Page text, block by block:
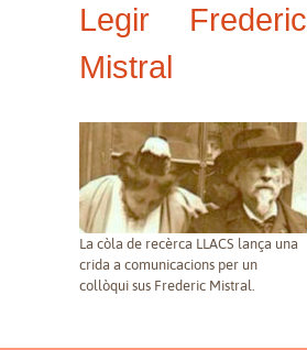
Legir Frederic
Mistral
La còla de recèrca LLACS lança una
crida a comunicacions per un
collòqui sus Frederic Mistral.